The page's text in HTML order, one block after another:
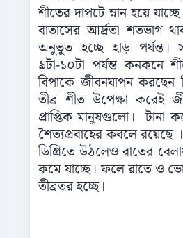
শীতের দাপটে ম্নান হয়ে
বাতাসের আর্দ্রতা শতভাগ
অনুভূত হচ্ছে হাড় পর্যন্ত।
৯টা-১০টা পর্যন্ত কনকনে
বিপাকে জীবনযাপন করছেন
তীব্র শীত উপেক্ষা করেই
প্রাপ্তিক মানুষগুলো। টানা
শৈত্যপ্রবাহের কবলে রয়েছে
ডিগ্রিতে উঠলেও রাতের
কমে যাচ্ছে। ফলে রাতে ও
তীব্রতর হচ্ছে।